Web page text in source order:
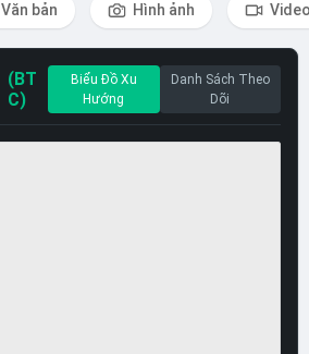
Văn bản Hình ảnh
(BT
C)
Biểu Đồ Xu
Hướng
Danh Sách Theo
Dõi